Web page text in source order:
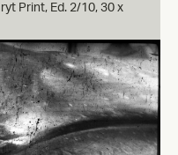
Print, Ed. 2/10, 30 x